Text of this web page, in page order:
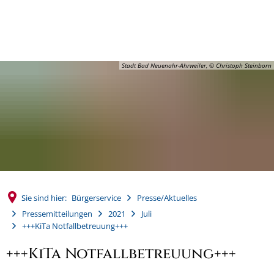
Stadt Bad Neuenahr-Ahrweiler, © Christoph Steinborn
Sie sind hier: Bürgerservice
Presse/Aktuelles
Pressemitteilungen
2021
Juli
+++KiTa Notfallbetreuung+++
+++KiTa Notfallbetreuung+++